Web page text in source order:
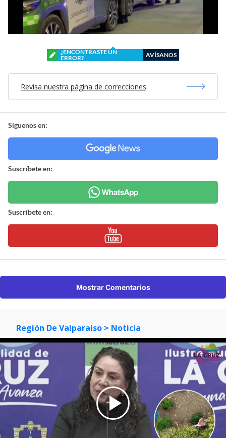
¿ENCONTRASTE UN
ERROR?
AVÍSANOS
Revisa nuestra página de correcciones
Síguenos en:
Suscríbete en:
Suscríbete en:
Mostrar Comentarios
Región De Valparaíso > Noticia